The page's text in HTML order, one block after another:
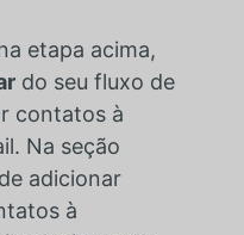
etapa acima,
do seu fluxo de
contatos à
Na seção
adicionar
à